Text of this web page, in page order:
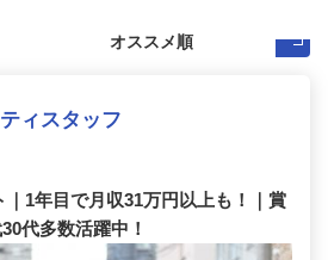
ィスタッフ
｜1年目で月収31万円以上も！｜賞
代多数活躍中！